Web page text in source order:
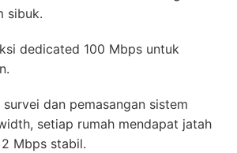
sibuk.
dedicated 100 Mbps untuk
dan pemasangan sistem
setiap rumah mendapat jatah
Mbps stabil.